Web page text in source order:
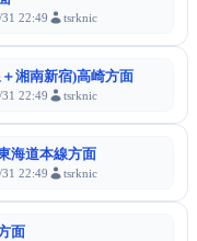
22:49 tsrknic
湘南新宿)高崎方面
22:49 tsrknic
海道本線方面
22:49 tsrknic
面